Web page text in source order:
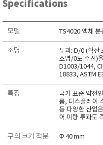
RIXEN
SaveCoat
Sensortechnikk
SENTEST
SHINAGAWA
SHINYEI
Showa sokki
Specifications
모델 TS4020 액체 분
조명
투과: D/0 (확산
조명/0도 수신)
D1003/1044,
18833, ASTM
특징
국가 표준 약전
름, 디스플레이
등 다양한 산업
어 미량 투과도
구의 크기 적분 Φ 40 mm